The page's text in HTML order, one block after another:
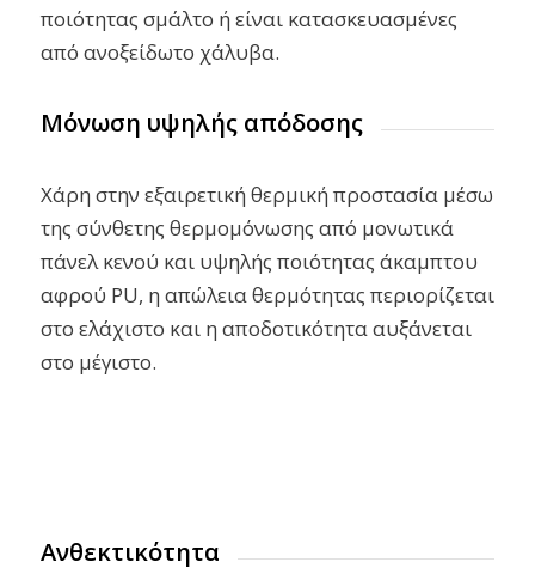
ποιότητας σμάλτο ή είναι κατασκευασμένες
από ανοξείδωτο χάλυβα.
Μόνωση υψηλής απόδοσης
Χάρη στην εξαιρετική θερμική προστασία μέσω
της σύνθετης θερμομόνωσης από μονωτικά
πάνελ κενού και υψηλής ποιότητας άκαμπτου
αφρού PU, η απώλεια θερμότητας περιορίζεται
στο ελάχιστο καιη αποδοτικότητα αυξάνεται
στο μέγιστο.
Ανθεκτικότητα